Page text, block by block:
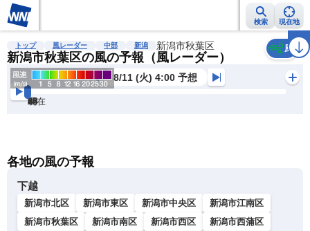
検索 現在地
雨雲レーダー 台風情報 地震情報 警報・注意報 2週間天気 ラ
トップ 風レーダー 中部 新潟 新潟市秋葉区
新潟市秋葉区の風の予報（風レーダー）
風
8/11 (火) 4:00 予想
現在
6h
12
24
36
48
60
72
各地の風の予報
下越
新潟市北区 新潟市東区 新潟市中央区
新潟市江南区
新潟市秋葉区
新潟市南区 新潟市西区
新潟市西蒲区